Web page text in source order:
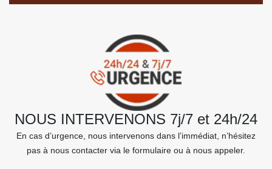
NOUS INTERVENONS 7j/7 et 24h/24
En cas d’urgence, nous intervenons dans l’immédiat, n’hésitez
pas à nous contacter via le formulaire ou à nous appeler.